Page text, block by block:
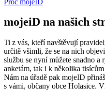
mojeiD na našich
Ti z vás, kteří navštěvují
určitě všimli, že se na nich
službu se nyní můžete snadno
anketám, tak i k několika
Nám na úřadě pak mojeID
s vámi, občany obce Holasice.